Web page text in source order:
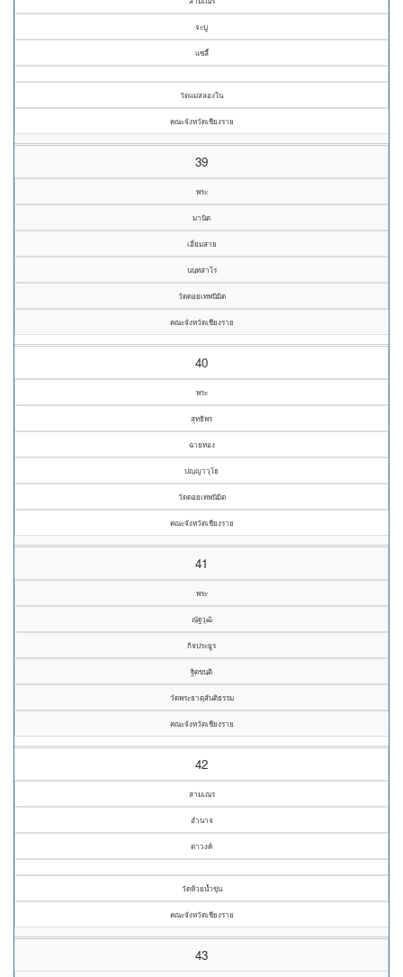
จะบู
แซ่ลี้
วัดแม่สลองใน
คณะจังหวัดเชียงราย
39
พระ
มานิต
เอี่ยมสาย
นนฺทสาโร
วัดดอยเทพนิมิต
คณะจังหวัดเชียงราย
40
พระ
สุทธิพร
ฉายทอง
ปญฺญาวุโธ
วัดดอยเทพนิมิต
คณะจังหวัดเชียงราย
41
พระ
ณัฐวุฒิ
กิจประยูร
ฐิตขนฺติ
วัดพระธาตุสันติธรรม
คณะจังหวัดเชียงราย
42
สามเณร
อำนาจ
ตาวงค์
วัดห้วยน้ำขุ่น
คณะจังหวัดเชียงราย
43